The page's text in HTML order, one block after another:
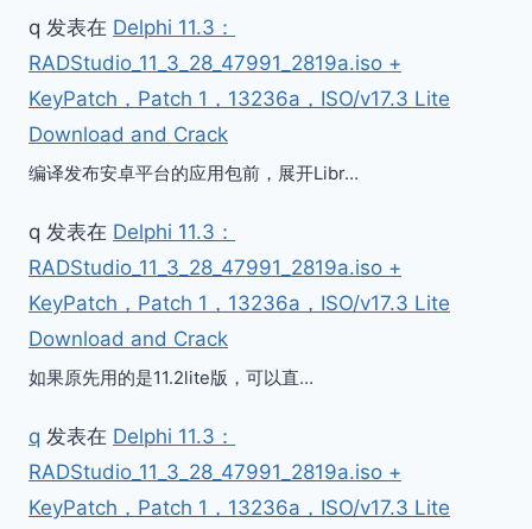
q 发表在 Delphi 11.3：
RADStudio_11_3_28_47991_2819a.iso +
KeyPatch，Patch 1，13236a，ISO/v17.3 Lite
Download and Crack
编译发布安卓平台的应用包前，展开Libr…
q 发表在 Delphi 11.3：
RADStudio_11_3_28_47991_2819a.iso +
KeyPatch，Patch 1，13236a，ISO/v17.3 Lite
Download and Crack
如果原先用的是11.2lite版，可以直…
q 发表在 Delphi 11.3：
RADStudio_11_3_28_47991_2819a.iso +
KeyPatch，Patch 1，13236a，ISO/v17.3 Lite